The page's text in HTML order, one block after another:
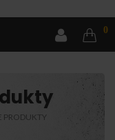
0
PRODUKTY